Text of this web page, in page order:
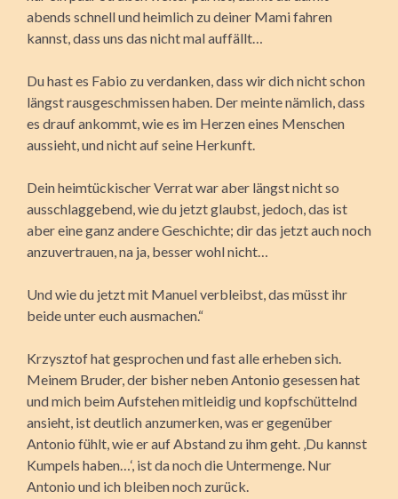
abends schnell und heimlich zu deiner Mami fahren
kannst, dass uns das nicht mal auffällt…
Du hast es Fabio zu verdanken, dass wir dich nicht schon
längst rausgeschmissen haben. Der meinte nämlich, dass
es drauf ankommt, wie es im Herzen eines Menschen
aussieht, und nicht auf seine Herkunft.
Dein heimtückischer Verrat war aber längst nicht so
ausschlaggebend, wie du jetzt glaubst, jedoch, das ist
aber eine ganz andere Geschichte; dir das jetzt auch noch
anzuvertrauen, na ja, besser wohl nicht…
Und wie du jetzt mit Manuel verbleibst, das müsst ihr
beide unter euch ausmachen.“
Krzysztof hat gesprochen und fast alle erheben sich.
Meinem Bruder, der bisher neben Antonio gesessen hat
und mich beim Aufstehen mitleidig und kopfschüttelnd
ansieht, ist deutlich anzumerken, was er gegenüber
Antonio fühlt, wie er auf Abstand zu ihm geht. ‚Du kannst
Kumpels haben…‘, ist da noch die Untermenge. Nur
Antonio und ich bleiben noch zurück.